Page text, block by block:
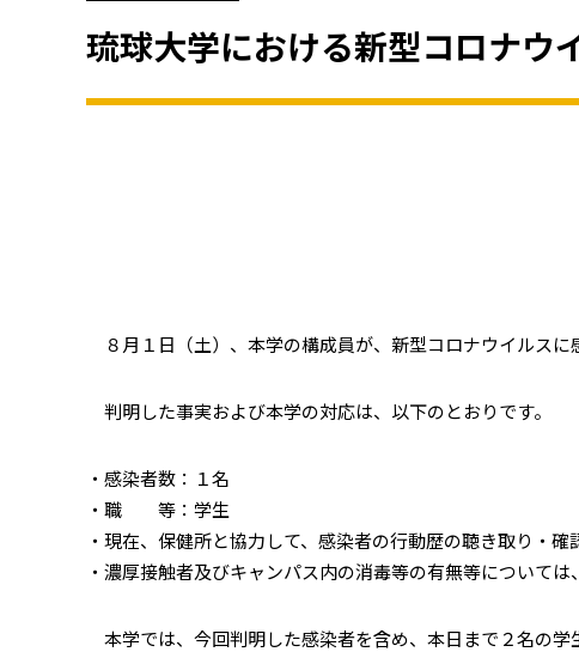
琉球大学における新型コロナウ
８月１日（土）、本学の構成員が、新型コロナウイルスに
判明した事実および本学の対応は、以下のとおりです。
・感染者数：１名
・職 等：学生
・現在、保健所と協力して、感染者の行動歴の聴き取り・確
・濃厚接触者及びキャンパス内の消毒等の有無等について
本学では、今回判明した感染者を含め、本日まで２名の学